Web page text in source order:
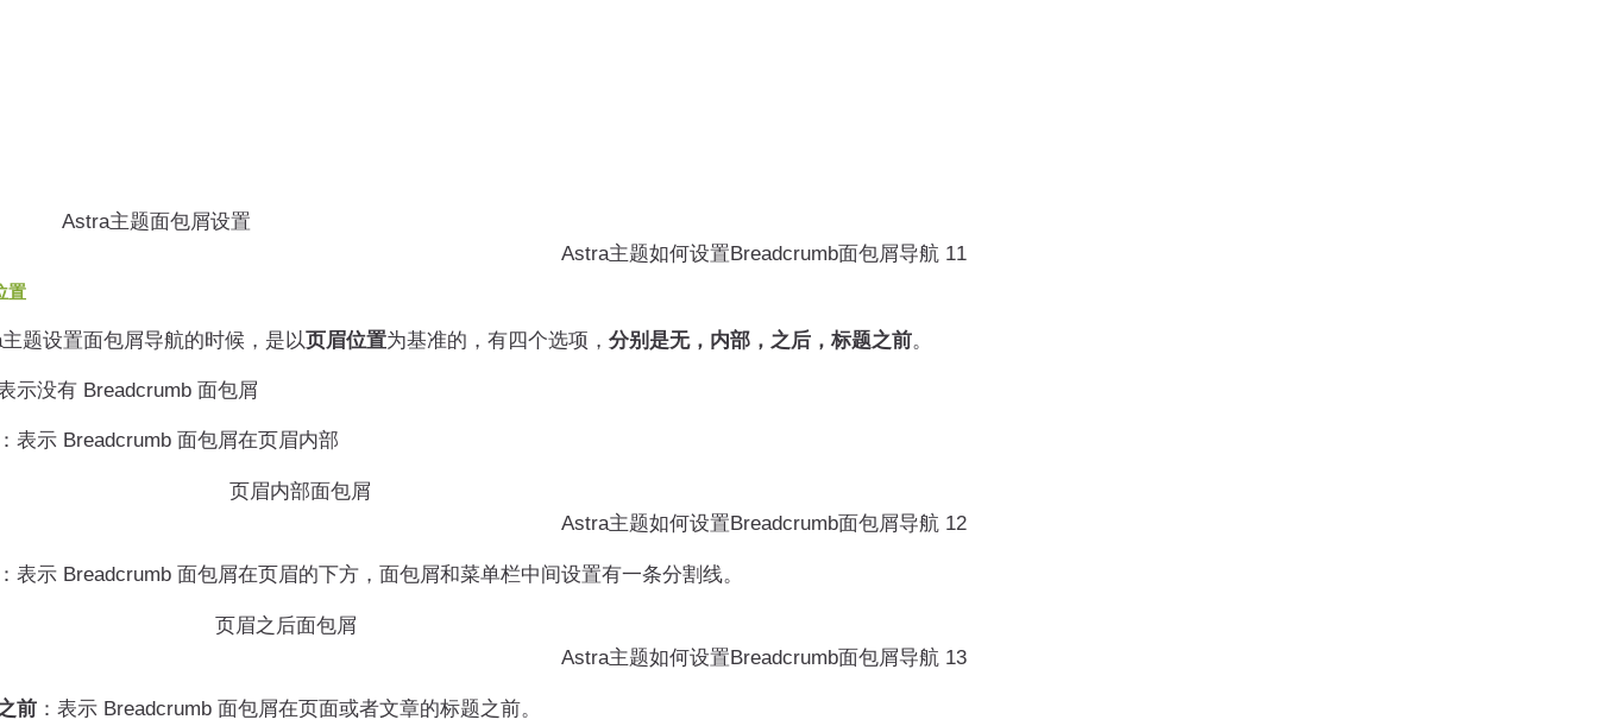
Astra主题如何设置Breadcrumb面包屑导航 11
置
设置面包屑导航的时候，是以 页眉位置为基准的，有四个选项， 分别是无，内部，之后，标题之前。
示没有 Breadcrumb 面包屑
表示 Breadcrumb 面包屑在页眉内部
Astra主题如何设置Breadcrumb面包屑导航 12
表示 Breadcrumb 面包屑在页眉的下方，面包屑和菜单栏中间设置有一条分割线。
Astra主题如何设置Breadcrumb面包屑导航 13
前：表示 Breadcrumb 面包屑在页面或者文章的标题之前。